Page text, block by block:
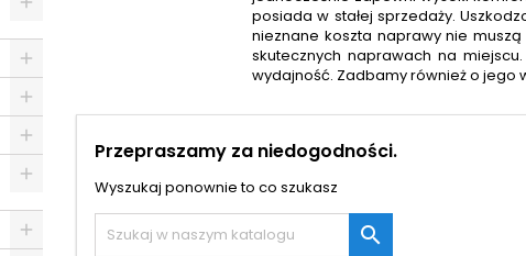
posiada w stałej sprzedaży.
nieznane koszta naprawy nie
skutecznych naprawach na miejscu.
wydajność. Zadbamy również o jego
Przepraszamy za niedogodności.
Wyszukaj ponownie to co szukasz
